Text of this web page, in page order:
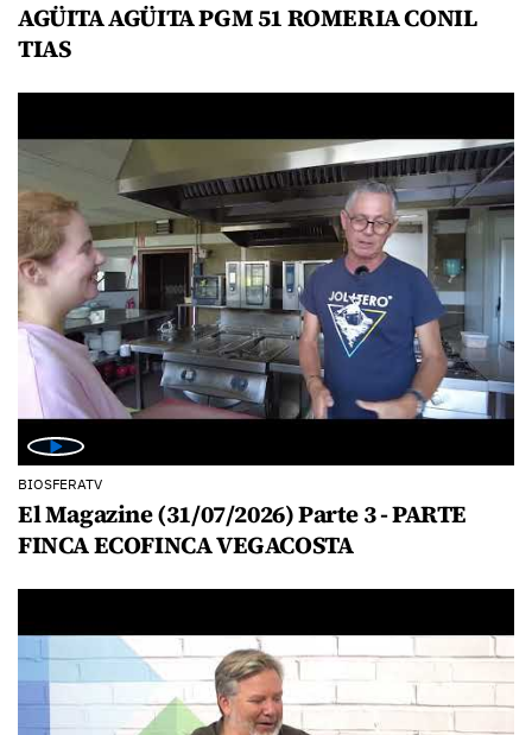
AGÜITA AGÜITA PGM 51 ROMERIA CONIL
TIAS
BIOSFERATV
El Magazine (31/07/2026) Parte 3 - PARTE
FINCA ECOFINCA VEGACOSTA